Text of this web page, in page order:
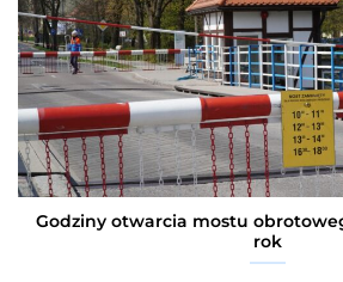
Godziny otwarcia mostu
rok